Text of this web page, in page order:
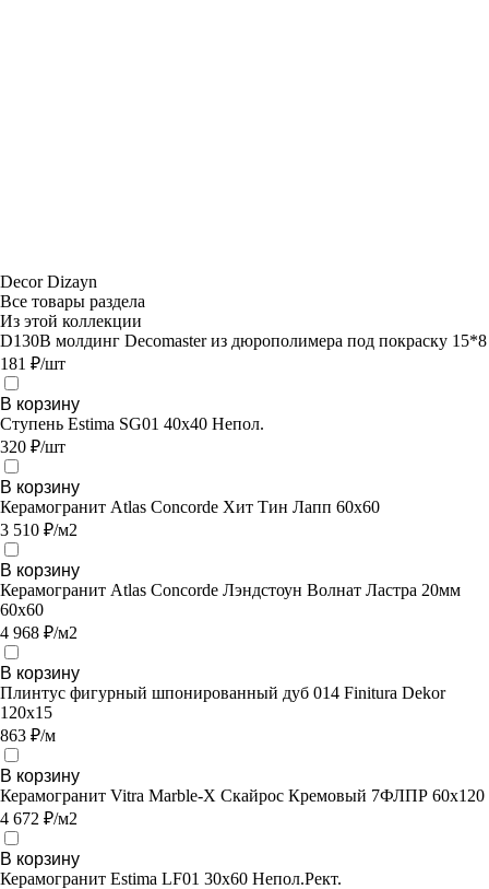
Decor Dizayn
Все товары раздела
Из этой коллекции
D130B молдинг Decomaster из дюрополимера под покраску 15*8
181 ₽/шт
В корзину
Ступень Estima SG01 40x40 Непол.
320 ₽/шт
В корзину
Керамогранит Atlas Concorde Хит Тин Лапп 60х60
3 510 ₽/м2
В корзину
Керамогранит Atlas Concorde Лэндстоун Волнат Ластра 20мм
60х60
4 968 ₽/м2
В корзину
Плинтус фигурный шпонированный дуб 014 Finitura Dekor
120x15
863 ₽/м
В корзину
Керамогранит Vitra Marble-X Скайрос Кремовый 7ФЛПР 60х120
4 672 ₽/м2
В корзину
Керамогранит Estima LF01 30x60 Непол.Рект.